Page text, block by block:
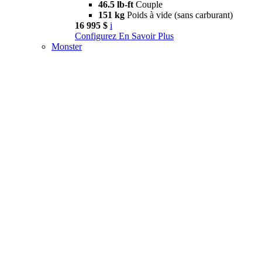
46.5 lb-ft Couple
151 kg Poids à vide (sans carburant)
16 995 $ i
Configurez En Savoir Plus
Monster